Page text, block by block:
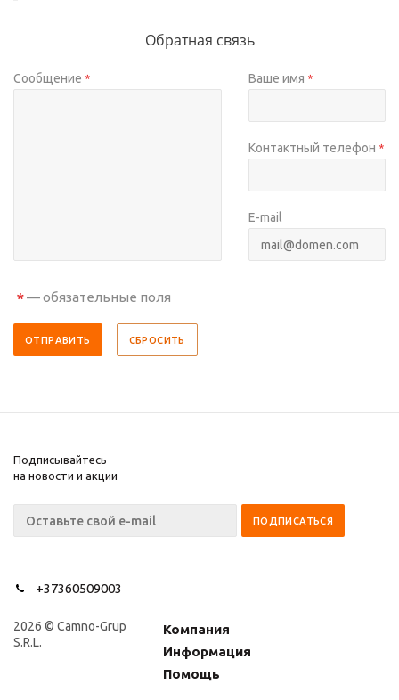
Обратная связь
Сообщение * Ваше имя *
Контактный телефон *
E-mail
*— обязательные поля
СБРОСИТЬ
Подписывайтесь
на новости и акции
+37360509003
2026 © Camno-Grup
S.R.L.
Компания
Информация
Помощь